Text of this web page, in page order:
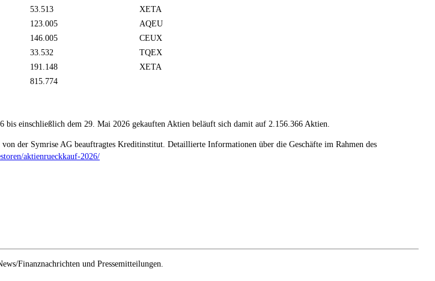
53.513
XETA
123.005
AQEU
146.005
CEUX
33.532
TQEX
191.148
XETA
815.774
bis einschließlich dem 29. Mai 2026 gekauften Aktien beläuft sich damit auf 2.156.366 Aktien.
der Symrise AG beauftragtes Kreditinstitut. Detaillierte Informationen über die Geschäfte im Rahmen des
aktienrueckkauf-2026/
Finanznachrichten und Pressemitteilungen.